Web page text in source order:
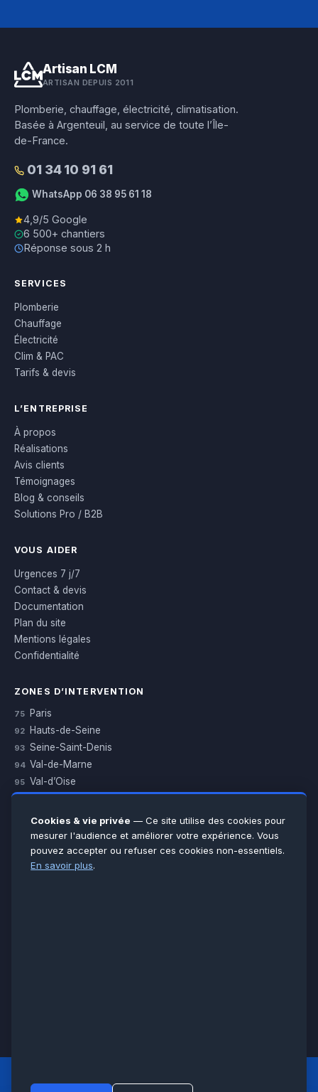
Artisan LCM
ARTISAN DEPUIS 2011
Plomberie, chauffage, électricité, climatisation.
Basée à Argenteuil, au service de toute l’Île-
de-France.
01 34 10 91 61
WhatsApp 06 38 95 61 18
4,9/5 Google
6 500+ chantiers
Réponse sous 2 h
SERVICES
Plomberie
Chauffage
Électricité
Clim & PAC
Tarifs & devis
L’ENTREPRISE
À propos
Réalisations
Avis clients
Témoignages
Blog & conseils
Solutions Pro / B2B
VOUS AIDER
Urgences 7 j/7
Contact & devis
Documentation
Plan du site
Mentions légales
Confidentialité
ZONES D’INTERVENTION
75 Paris
92 Hauts-de-Seine
93 Seine-Saint-Denis
94 Val-de-Marne
95 Val-d’Oise
Essonne
Seine-et-Marne
Voir toutes les villes →
LCM
Cookies & vie privée — Ce site utilise des cookies pour
mesurer l'audience et améliorer votre expérience. Vous
pouvez accepter ou refuser ces cookies non-essentiels.
En savoir plus.